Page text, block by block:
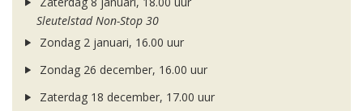
Sleutelstad Non-Stop 30
Zondag 2 januari, 16.00 uur
Zondag 26 december, 16.00 uur
Zaterdag 18 december, 17.00 uur